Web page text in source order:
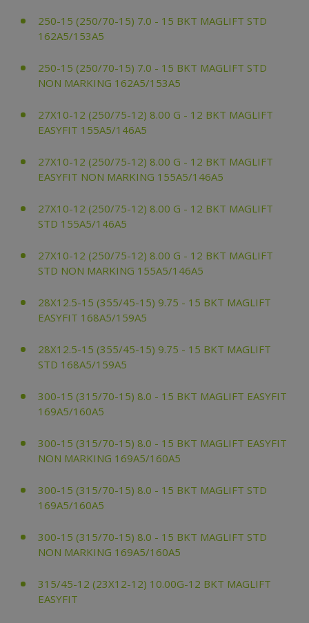
250-15 (250/70-15) 7.0 - 15 BKT MAGLIFT STD
162A5/153A5
250-15 (250/70-15) 7.0 - 15 BKT MAGLIFT STD
NON MARKING 162A5/153A5
27X10-12 (250/75-12) 8.00 G - 12 BKT MAGLIFT
EASYFIT 155A5/146A5
27X10-12 (250/75-12) 8.00 G - 12 BKT MAGLIFT
EASYFIT NON MARKING 155A5/146A5
27X10-12 (250/75-12) 8.00 G - 12 BKT MAGLIFT
STD 155A5/146A5
27X10-12 (250/75-12) 8.00 G - 12 BKT MAGLIFT
STD NON MARKING 155A5/146A5
28X12.5-15 (355/45-15) 9.75 - 15 BKT MAGLIFT
EASYFIT 168A5/159A5
28X12.5-15 (355/45-15) 9.75 - 15 BKT MAGLIFT
STD 168A5/159A5
300-15 (315/70-15) 8.0 - 15 BKT MAGLIFT EASYFIT
169A5/160A5
300-15 (315/70-15) 8.0 - 15 BKT MAGLIFT EASYFIT
NON MARKING 169A5/160A5
300-15 (315/70-15) 8.0 - 15 BKT MAGLIFT STD
169A5/160A5
300-15 (315/70-15) 8.0 - 15 BKT MAGLIFT STD
NON MARKING 169A5/160A5
315/45-12 (23X12-12) 10.00G-12 BKT MAGLIFT
EASYFIT